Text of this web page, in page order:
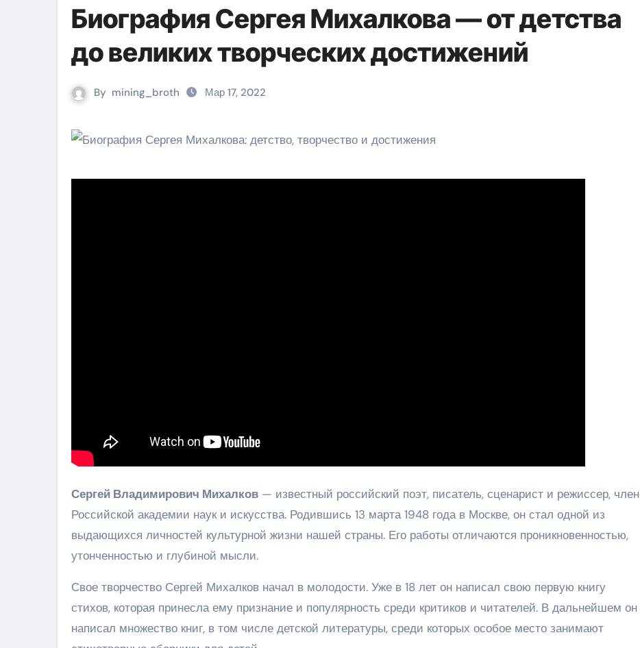
Биография Сергея Михалкова — от детства
до великих творческих достижений
By mining_broth Мар 17, 2022
Сергей Владимирович Михалков — известный российский поэт, писатель, сценарист и режиссер, член
Российской академии наук и искусства. Родившись 13 марта 1948 года в Москве, он стал одной из
выдающихся личностей культурной жизни нашей страны. Его работы отличаются проникновенностью,
утонченностью и глубиной мысли.
Свое творчество Сергей Михалков начал в молодости. Уже в 18 лет он написал свою первую книгу
стихов, которая принесла ему признание и популярность среди критиков и читателей. В дальнейшем он
написал множество книг, в том числе детской литературы, среди которых особое место занимают